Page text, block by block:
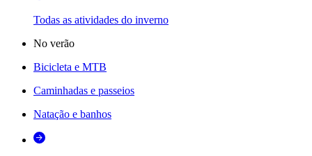
Todas as atividades do inverno
No verão
Bicicleta e MTB
Caminhadas e passeios
Natação e banhos